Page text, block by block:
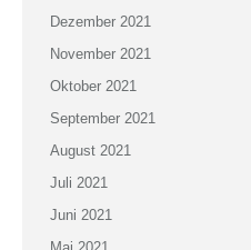
Dezember 2021
November 2021
Oktober 2021
September 2021
August 2021
Juli 2021
Juni 2021